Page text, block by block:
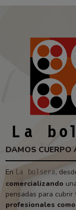
DAMOS CUERPO
En La bolsera,
comercializando
pensadas para
profesionales